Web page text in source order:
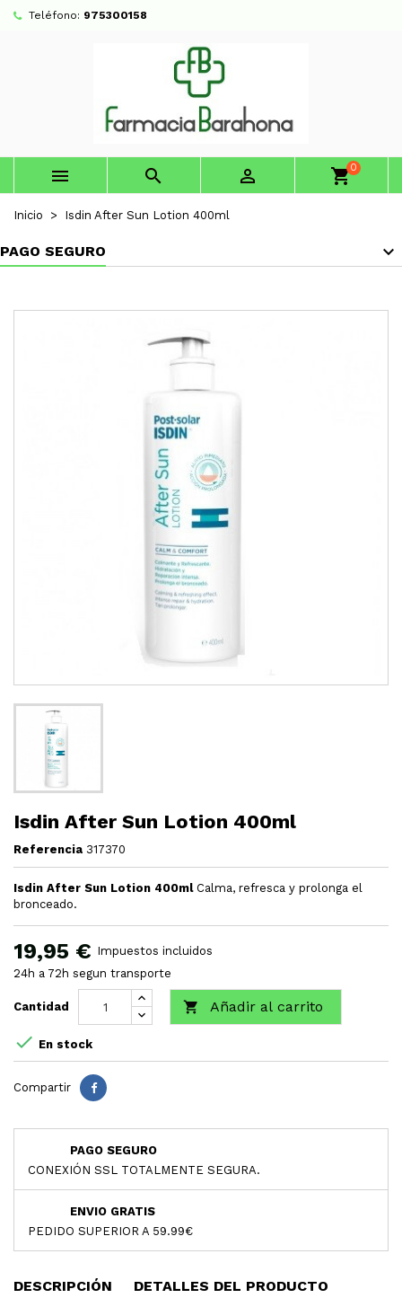
Teléfono: 975300158
   shopping_cart0
Inicio Isdin After Sun Lotion 400ml
PAGO SEGURO
Isdin After Sun Lotion 400ml
Referencia 317370
Isdin After Sun Lotion 400ml Calma, refresca y prolonga el
bronceado.
19,95 € Impuestos incluidos
24h a 72h segun transporte
Cantidad  Añadir al carrito
 En stock
Compartir
PAGO SEGURO
CONEXIÓN SSL TOTALMENTE SEGURA.
ENVIO GRATIS
PEDIDO SUPERIOR A 59.99€
DESCRIPCIÓN
DETALLES DEL PRODUCTO